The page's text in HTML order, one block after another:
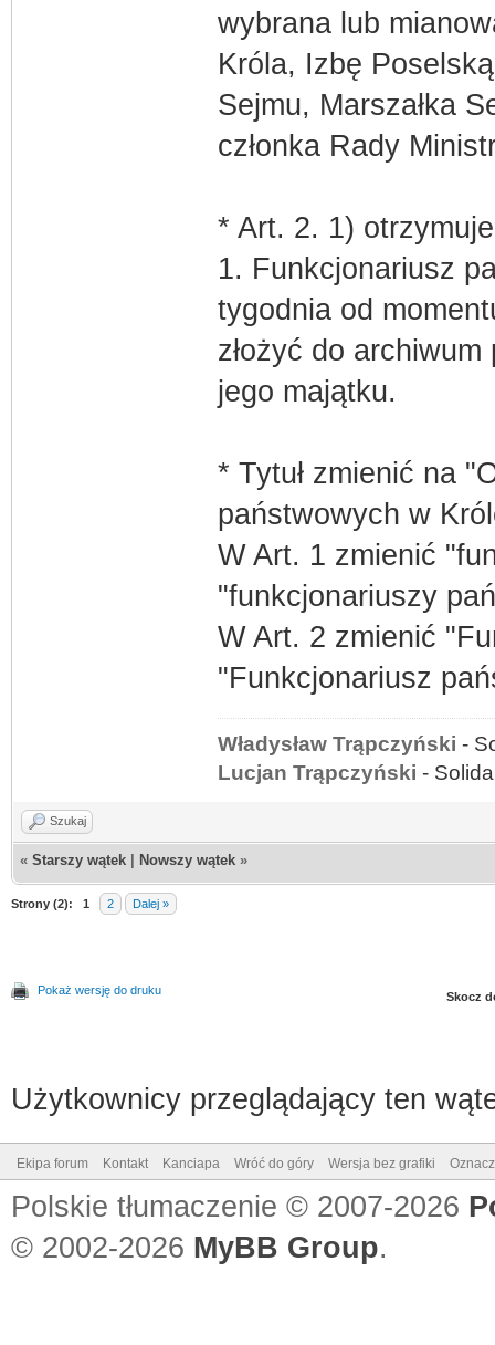
wybrana lub
Króla, Izbę
Sejmu, Marszałka
członka Rady
* Art. 2. 1)
1. Funkcjonariusz
tygodnia od
złożyć do
jego majątku.
* Tytuł zmienić na
państwowych w
W Art. 1 zmienić
"funkcjonariuszy
W Art. 2 zmienić
"Funkcjonariusz
Władysław Trąpczyński -
Lucjan Trąpczyński -
Szukaj
« Starszy wątek Nowszy wątek »
Strony (2): 1 2 Dalej »
Pokaż wersję do druku Skocz
Użytkownicy przeglądający ten
Ekipa forum Kontakt Kanciapa Wróć do góry Wersja bez grafiki
Polskie tłumaczenie © 2007-2026
© 2002-2026 MyBB Group.